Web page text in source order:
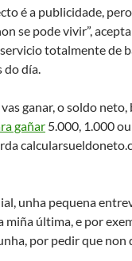
é a publicidade, pero
se pode vivir”,
totalmente de
do día.
ganar, o soldo
gañar 5.000, 1.000
unha pequena
miña última, e por
por pedir que non